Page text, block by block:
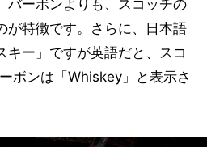
バーボンよりも、スコッチの
が特徴です。さらに、日本語
キー」ですが英語だと、スコ
ボンは「Whiskey」と表示さ